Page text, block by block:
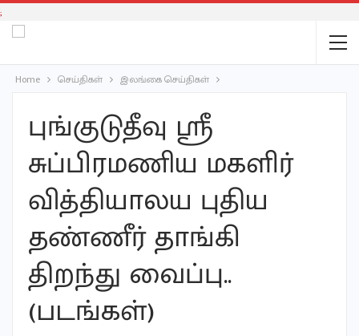
;
Home செய்திகள் இலங்கை செய்திகள்
புங்குடுதீவு ஸ்ரீ
சுப்பிரமணிய மகளிர்
வித்தியாலய புதிய
தண்ணீர் தாங்கி
திறந்து வைப்பு..
(படங்கள்)